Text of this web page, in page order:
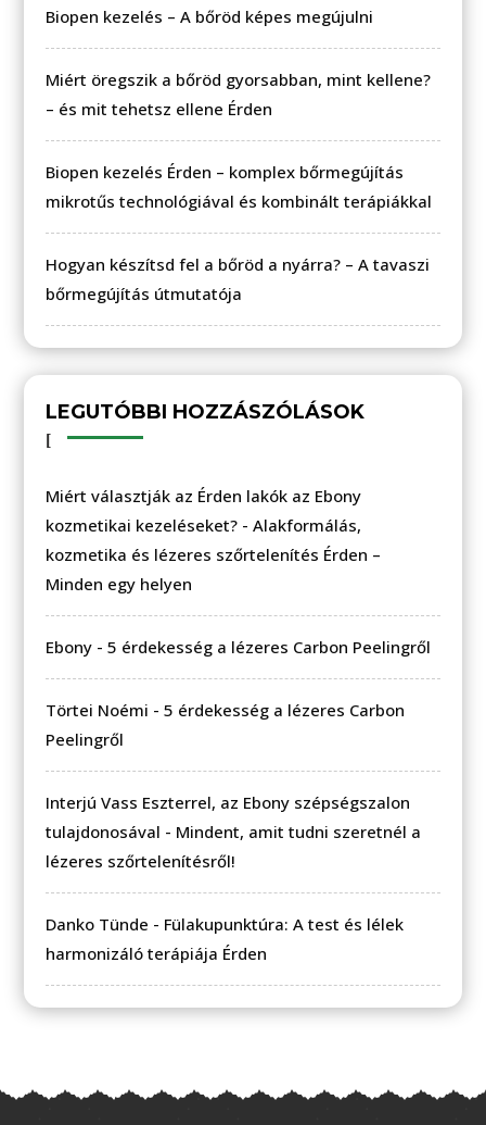
Biopen kezelés – A bőröd képes megújulni
Miért öregszik a bőröd gyorsabban, mint kellene?
– és mit tehetsz ellene Érden
Biopen kezelés Érden – komplex bőrmegújítás
mikrotűs technológiával és kombinált terápiákkal
Hogyan készítsd fel a bőröd a nyárra? – A tavaszi
bőrmegújítás útmutatója
LEGUTÓBBI HOZZÁSZÓLÁSOK
Miért választják az Érden lakók az Ebony
kozmetikai kezeléseket? -Alakformálás,
kozmetika és lézeres szőrtelenítés Érden –
Minden egy helyen
Ebony -5 érdekesség a lézeres Carbon Peelingről
Törtei Noémi -5 érdekesség a lézeres Carbon
Peelingről
Interjú Vass Eszterrel, az Ebony szépségszalon
tulajdonosával - Mindent, amit tudni szeretnél a
lézeres szőrtelenítésről!
Danko Tünde - Fülakupunktúra: A test és lélek
harmonizáló terápiája Érden